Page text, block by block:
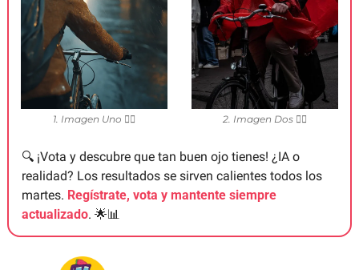
1. Imagen Uno 👈🏼 2. Imagen Dos 👉🏼
🔍 ¡Vota y descubre que tan buen ojo tienes! ¿IA o
realidad? Los resultados se sirven calientes todos los
martes. Regístrate, vota y mantente siempre
actualizado. 🌟📊